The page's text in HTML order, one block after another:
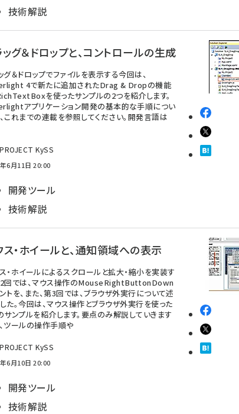
技術解説
ッグ＆ドロップと、コントロールの生成
グ＆ドロップでファイルを表示する今回は、
4で新たに追加されたDrag & Dropの機能
を使ったサンプルの2つを紹介します。
アプリケーション開発の基本的な手順につい
これまでの連載を参照してください。開発言語は
PROJECT KySS
6月11日 20:00
開発ツール
技術解説
ス・ホイールと、通知領域への表示
・ホイールによるスクロールと拡大・縮小を実装す
回では、マウス操作のMouseRightButtonDown
トを、また、第3回では、ブラウザ外実行について述
た。今回は、マウス操作とブラウザ外実行を使った
サンプルを紹介します。要点のみ解説していきます
ツールの操作手順や
PROJECT KySS
6月10日 20:00
開発ツール
技術解説